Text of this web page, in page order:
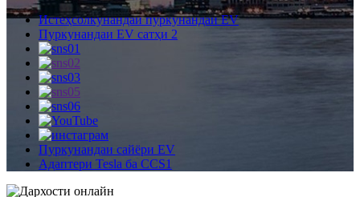
Истеҳсолкунандаи пуркунандаи EV
Пуркунандаи EV сатҳи 2
Пуркунандаи сайёри EV
Адаптери Tesla ба CCS1